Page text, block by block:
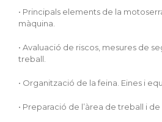
• Principals elements de la
màquina.
• Avaluació de riscos, mesures de
treball.
• Organització de la feina. Eines i
• Preparació de l’àrea de treball i de